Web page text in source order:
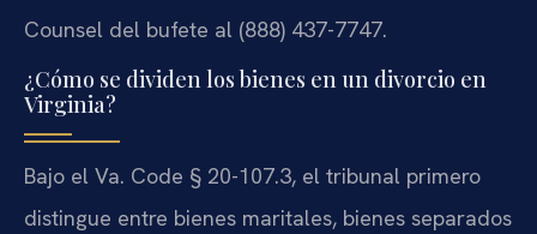
Counsel del bufete al (888) 437-7747.
¿Cómo se dividen los bienes en un divorcio en
Virginia?
Bajo el Va. Code § 20-107.3, el tribunal primero
distingue entre bienes maritales, bienes separados